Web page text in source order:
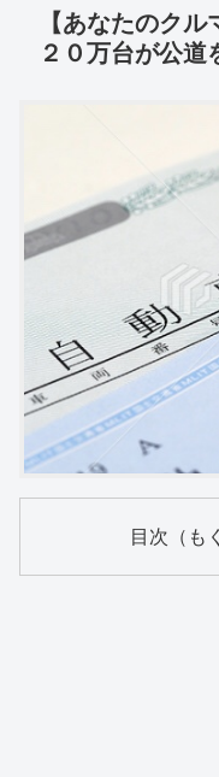
【あなたのク
２０万台が公道
目次（も